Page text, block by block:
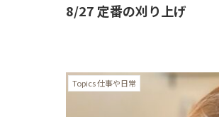
8/27 定番の刈り上げ
Topics 仕事や日常